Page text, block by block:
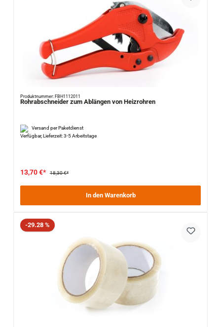
Produktnummer: FBH1112011
Rohrabschneider zum Ablängen von Heizrohren
Versand per Paketdienst
Verfügbar, Lieferzeit: 3-5 Arbeitstage
13,70 €* 18,30 €*
In den Warenkorb
Rabatt
-29.28 %